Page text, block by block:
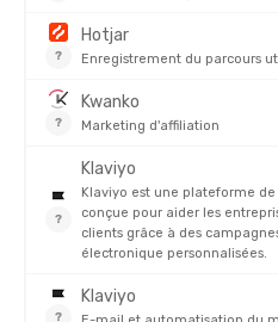
sur terrains techniques.
Cébé
Rapport protection et
utilisent un polycarbonate
protections latérales amovibles
même lors de phases de
solution fiable pour les
budget sans sacrifier la sécurité
Tableau recommandation
Type de Verre
Transmission
(VLT)